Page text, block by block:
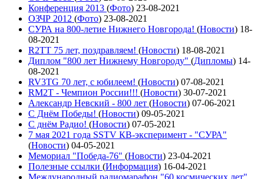
Конференция 2013 (Фото) 23-08-2021
ОЗЧР 2012 (Фото) 23-08-2021
СУРА на 800-летие Нижнего Новгорода! (Новости) 18-
08-2021
R2TT 75 лет, поздравляем! (Новости) 18-08-2021
Диплом "800 лет Нижнему Новгороду" (Дипломы) 14-
08-2021
RV3TG 70 лет, с юбилеем! (Новости) 07-08-2021
RM2T - Чемпион России!!! (Новости) 30-07-2021
Александр Невский - 800 лет (Новости) 07-06-2021
С Днём Победы! (Новости) 09-05-2021
C днём Радио! (Новости) 07-05-2021
7 мая 2021 года SSTV КВ-эксперимент - "СУРА"
(Новости) 04-05-2021
Мемориал "Победа-76" (Новости) 23-04-2021
Полезные ссылки (Информация) 16-04-2021
Международный радиомарафон "60 космических лет"